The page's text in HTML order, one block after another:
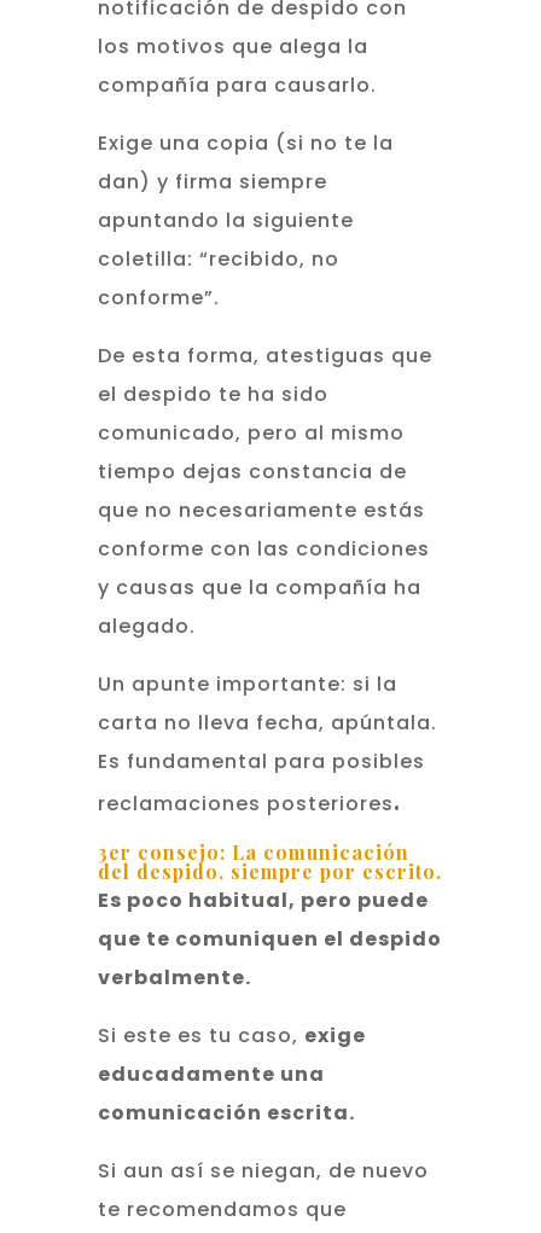
notificación de despido con
los motivos que alega la
compañía para causarlo.
Exige una copia (si no te la
dan) y firma siempre
apuntando la siguiente
coletilla: “recibido, no
conforme”.
De esta forma, atestiguas que
el despido te ha sido
comunicado, pero al mismo
tiempo dejas constancia de
que no necesariamente estás
conforme con las condiciones
y causas que la compañía ha
alegado.
Un apunte importante: si la
carta no lleva fecha, apúntala.
Es fundamental para posibles
reclamaciones posteriores.
3er consejo: La comunicación
del despido, siempre por escrito.
Es poco habitual, pero puede
que te comuniquen el despido
verbalmente.
Si este es tu caso, exige
educadamente una
comunicación escrita.
Si aun así se niegan, de nuevo
te recomendamos que